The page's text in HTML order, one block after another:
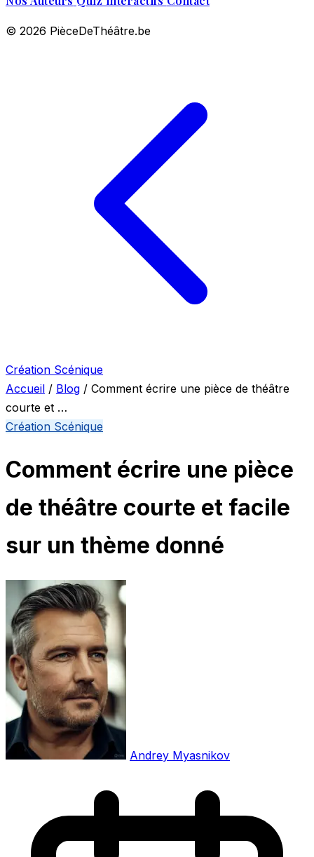
© 2026 PièceDeThéâtre.be
Création Scénique
Accueil / Blog / Comment écrire une pièce de théâtre
courte et …
Création Scénique
Comment écrire une pièce
de théâtre courte et facile
sur un thème donné
Andrey Myasnikov